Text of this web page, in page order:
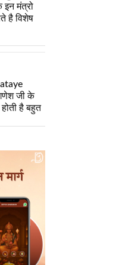
इन मंत्रो
है विशेष
जी के
है बहुत